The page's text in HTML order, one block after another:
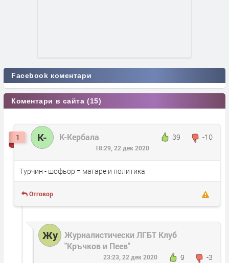
Facebook коментари
Коментари в сайта (15)
1 К- К-Кербала 39 -10
18:29, 22 дек 2020
Турчин - шофьор = магаре и политика
Отговор
Жу
Журналистически ЛГБТ Клуб
"Кръчков и Пеев"
9 -3
23:23, 22 дек 2020